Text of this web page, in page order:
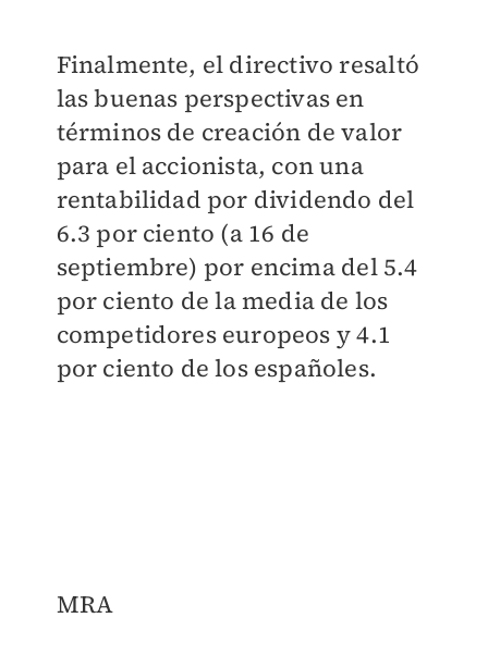
Finalmente, el directivo resaltó
las buenas perspectivas en
términos de creación de valor
para el accionista, con una
rentabilidad por dividendo del
6.3 por ciento (a 16 de
septiembre) por encima del 5.4
por ciento de la media de los
competidores europeos y4.1
por ciento de los españoles.
MRA